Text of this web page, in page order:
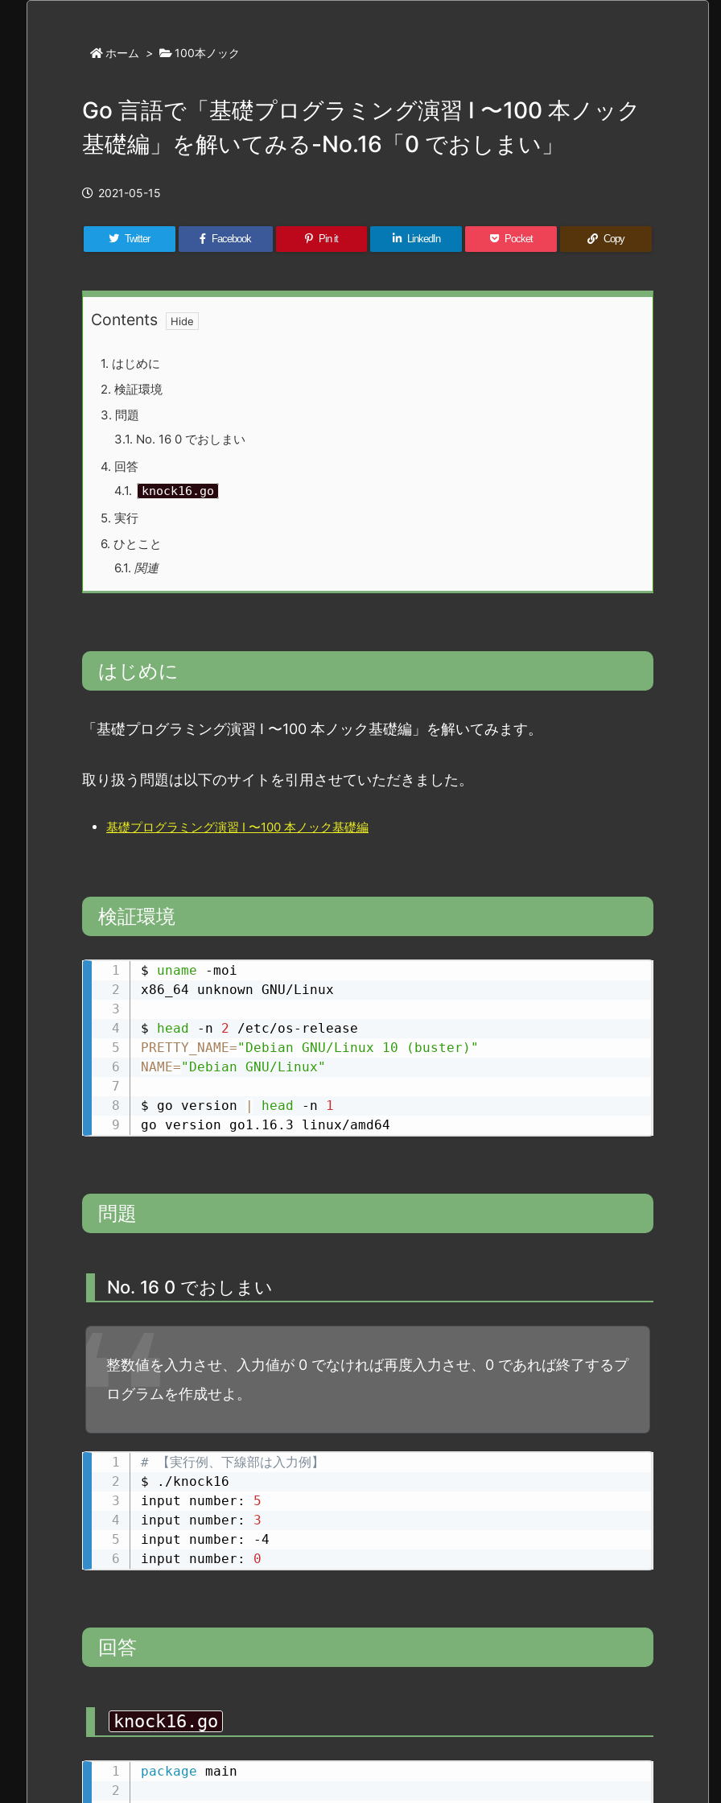
ホーム > 100本ノック
Go 言語で「基礎プログラミング演習 I 〜100 本ノック
基礎編」を解いてみる-No.16「0 でおしまい」
2021-05-15
Twitter Facebook Pin it LinkedIn Pocket Copy
Contents
1. はじめに
2. 検証環境
3. 問題
3.1. No. 16 0 でおしまい
4. 回答
4.1.
knock16.go
5. 実行
6. ひとこと
6.1. 関連
はじめに
「基礎プログラミング演習 I 〜100 本ノック基礎編」を解いてみます。
取り扱う問題は以下のサイトを引用させていただきました。
基礎プログラミング演習 I 〜100 本ノック基礎編
検証環境
$ uname -moi
x86_64 unknown GNU/Linux
$ head -n 2
PRETTY_NAME="Debian GNU/Linux 10 (buster)"
NAME="Debian GNU/Linux"
$ go version | head -n
1
go version go1.16.3 linux/amd64
問題
No. 16 0 でおしまい
整数値を入力させ、入力値が 0 でなければ再度入力させ、0 であれば終了するプ
ログラムを作成せよ。
# 【実行例、下線部は入力例】
$ ./knock16
input number: 5
input number: 3
input number: -4
input number: 0
回答
knock16.go
package main